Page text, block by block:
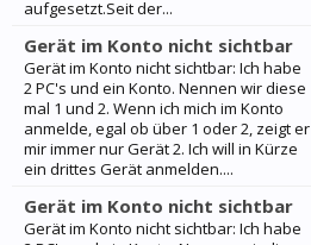
aufgesetzt.Seit der...
Gerät im Konto nicht sichtbar
Gerät im Konto nicht sichtbar: Ich habe
2 PC's und ein Konto. Nennen wir diese
mal 1 und 2. Wenn ich mich im Konto
anmelde, egal ob über 1 oder 2, zeigt er
mir immer nur Gerät 2. Ich will in Kürze
ein drittes Gerät anmelden....
Gerät im Konto nicht sichtbar
Gerät im Konto nicht sichtbar: Ich habe